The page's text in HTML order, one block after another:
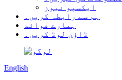
ایکسپو نیوز
ہم سے رابطہ کریں۔
ہمارے فوائد
ڈاؤن لوڈ کریں۔
English